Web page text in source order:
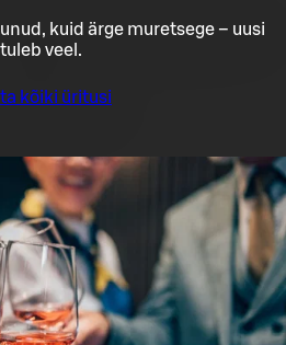
kuid ärge muretsege – uusi
tuleb veel.
kõiki üritusi